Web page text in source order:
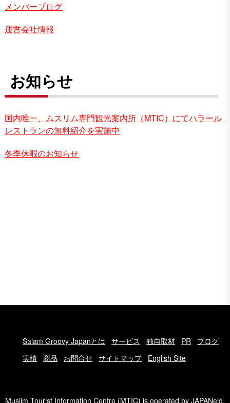
メンバーブログ
運営会社情報
お知らせ
国内唯一、ムスリム専門観光案内所（MTIC）にてハラール
レストランの無料紹介を実施中
冬季休暇のお知らせ
Salam Groovy Japanとは サービス 独自取材 PR
ブログ
実績
商品 お問合せ サイトマップ English Site
Muslim Tourist Information Centre (MTIC) is operated by JAPANeid.